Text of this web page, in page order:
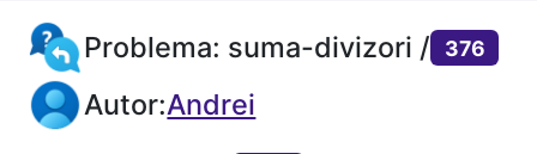
Problema: suma-divizori / 376
Autor:Andrei